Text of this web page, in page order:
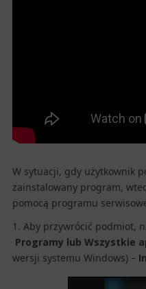
W sytuacji, gdy użytkownik
zainstalowany program,
pomocą programu
1. Aby przywrócić podmiot,
Programy lub Wszystkie
wersji systemu Windows) –